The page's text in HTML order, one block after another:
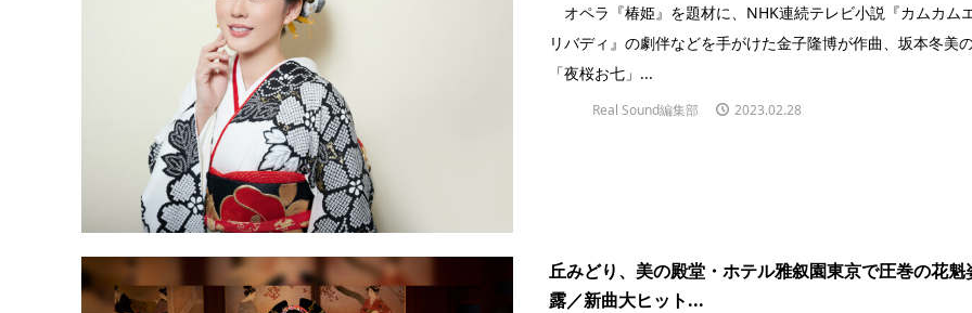
オペラ『椿姫』を題材に、NHK連続テレビ小説『カムカム
リバディ』の劇伴などを手がけた金子隆博が作曲、坂本冬美
「夜桜お七」...
Real Sound編集部 2023.02.28
丘みどり、美の殿堂・ホテル雅叙園東京で圧巻の花魁
露／新曲大ヒット...